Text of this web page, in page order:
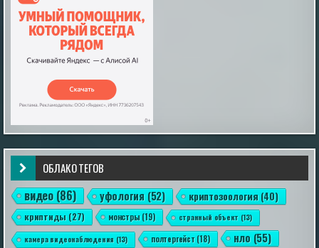
esoreiter.ru
The Unsettling Account of Max Spiers and
Dark and Deadly Projects!
The conspiracies surrounding "super soldiers" are just as
far-fetched as those involving secret space programs, at
least to many people. In fact, these two theories are
often closely linked for fairly obvious reasons. Running
such programs without significant leaks would be nearly
impossible. But what if these programs involved time
travel, memo...
mysteriousuniverse.org | 31st Dec 2025
ОБЛАКО ТЕГОВ
видео(86) уфология (52) криптозоология(40)
криптиды (27) монстры(19) странный объект (13)
камера видеонаблюдения (13) полтергейст(18) нло(55)